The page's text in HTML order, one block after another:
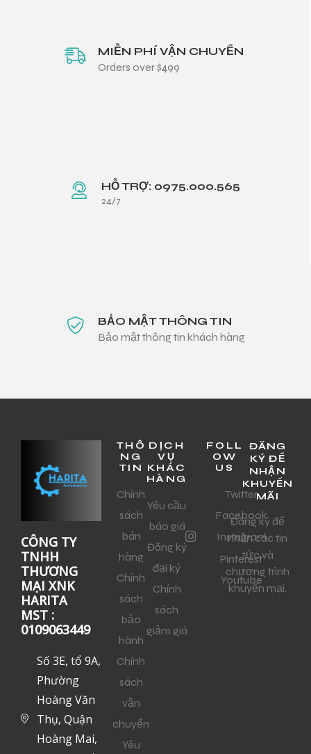
MIỄN PHÍ VẬN CHUYỂN
Orders over $499
HỖ TRỢ: 0975.000.565
24/7
BẢO MẬT THÔNG TIN
Bảo mật thông tin khách hàng
CÔNG TY
TNHH
THƯƠNG
MẠI XNK
HARITA
MST :
0109063449
Số 3E, tổ 9A,
Phường
Hoàng Văn
Thụ, Quận
Hoàng Mai,
THÔ
NG
TIN
Chính
sách
bán
hàng
Chính
sách
bảo
hành
Chính
sách
vận
chuyển
Yêu
DỊCH
VỤ
KHÁC
HÀNG
Yêu cầu
báo giá
Đăng ký
đại ký
Chính
sách
giảm giá
FOLL
OW
US
Twitter
Facebook
Instagram
Pinterest
Youtube
ĐĂNG
KÝ ĐỂ
NHẬN
KHUYẾN
MÃI
Đăng ký để
nhận các tin
tức và
chương trình
khuyến mại.